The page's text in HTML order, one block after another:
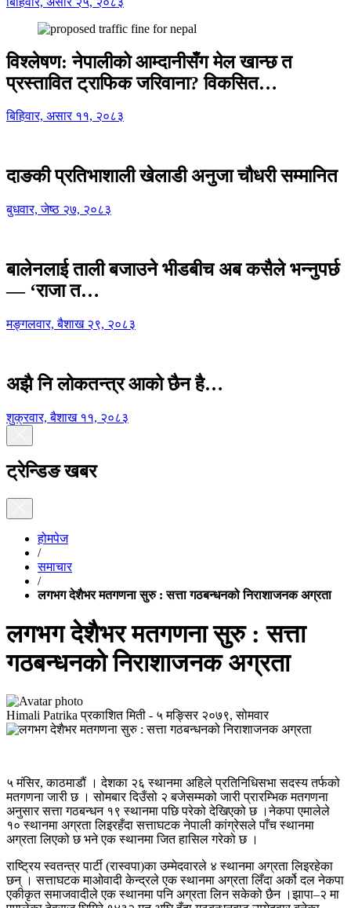
विश्लेषण: नेपालीको आम्दानीसँग मेल खान्छ त
प्रस्तावित ट्राफिक जरिवाना? विकसित…
बिहिवार, असार ११, २०८३
दाङकी प्रतिभाशाली खेलाडी अनुजा चौधरी सम्मानित
बुधवार, जेष्ठ २७, २०८३
बालेनलाई ताली बजाउने भीडबीच अब कसैले भन्नुपर्छ
— ‘राजा त…
मङ्गलवार, बैशाख २९, २०८३
अझै नि लोकतन्त्र आको छैन है…
शुक्रवार, बैशाख ११, २०८३
ट्रेन्डिङ खबर
होमपेज
/
समाचार
/
लगभग देशैभर मतगणना सुरु : सत्ता गठबन्धनको निराशाजनक अग्रता
लगभग देशैभर मतगणना सुरु : सत्ता
गठबन्धनको निराशाजनक अग्रता
Himali Patrika प्रकाशित मिती - ५ मङ्सिर २०७९, सोमवार
५ मंसिर, काठमाडौं । देशका २६ स्थानमा अहिले प्रतिनिधिसभा सदस्य तर्फको
मतगणना जारी छ । सोमबार दिउँसो २ बजेसम्मको जारी प्रारम्भिक मतगणना
अनुसार सत्ता गठबन्धन १९ स्थानमा पछि परेको देखिएको छ ।नेकपा एमालेले
१० स्थानमा अग्रता लिइरहँदा सत्ताघटक नेपाली कांग्रेसले पाँच स्थानमा
अग्रता लिएको छ भने एक स्थानमा जित हासिल गरेको छ ।
राष्ट्रिय स्वतन्त्र पार्टी (रास्वपा)का उम्मेदवारले ४ स्थानमा अग्रता लिइरहेका
छन् । सत्ताघटक माओवादी केन्द्रले एक स्थानमा अग्रता लिँदा अर्को दल नेकपा
एकीकृत समाजवादीले एक स्थानमा पनि अग्रता लिन सकेको छैन ।झापा–२ मा